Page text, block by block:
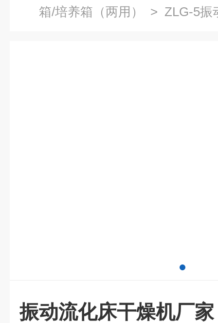
箱/培养箱（两用）
> ZLG-5振
振动流化床干燥机厂家